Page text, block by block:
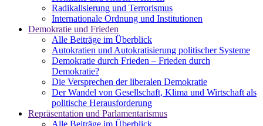
Radikalisierung und Terrorismus
Internationale Ordnung und Institutionen
Demokratie und Frieden
Alle Beiträge im Überblick
Autokratien und Autokratisierung politischer Systeme
Demokratie durch Frieden – Frieden durch
Demokratie?
Die Versprechen der liberalen Demokratie
Der Wandel von Gesellschaft, Klima und Wirtschaft als
politische Herausforderung
Repräsentation und Parlamentarismus
Alle Beiträge im Überblick